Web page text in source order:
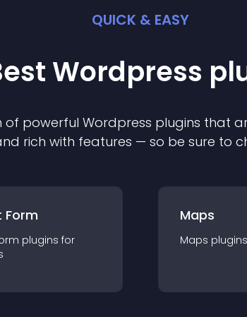
QUICK & EASY
Wordpress
of powerful Wordpress plugins that
rich with features — so be sure to
plugins for
Maps
Maps plugin